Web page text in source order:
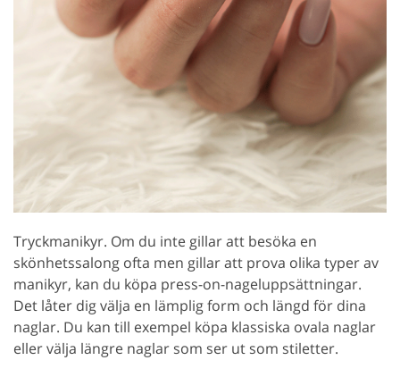
Tryckmanikyr. Om du inte gillar att besöka en
skönhetssalong ofta men gillar att prova olika typer av
manikyr, kan du köpa press-on-nageluppsättningar.
Det låter dig välja en lämplig form och längd för dina
naglar. Du kan till exempel köpa klassiska ovala naglar
eller välja längre naglar som ser ut som stiletter.